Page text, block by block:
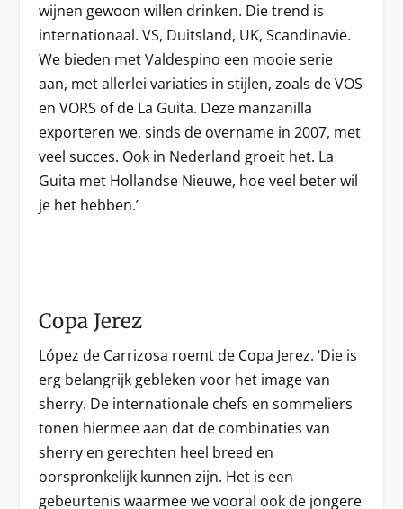
wijnen gewoon willen drinken. Die trend is
internationaal. VS, Duitsland, UK, Scandinavië.
We bieden met Valdespino een mooie serie
aan, met allerlei variaties in stijlen, zoals de VOS
en VORS of de La Guita. Deze manzanilla
exporteren we, sinds de overname in 2007, met
veel succes. Ook in Nederland groeit het. La
Guita met Hollandse Nieuwe, hoe veel beter wil
je het hebben.’
Copa Jerez
López de Carrizosa roemt de Copa Jerez. ‘Die is
erg belangrijk gebleken voor het image van
sherry. De internationale chefs en sommeliers
tonen hiermee aan dat de combinaties van
sherry en gerechten heel breed en
oorspronkelijk kunnen zijn. Het is een
gebeurtenis waarmee we vooral ook de jongere